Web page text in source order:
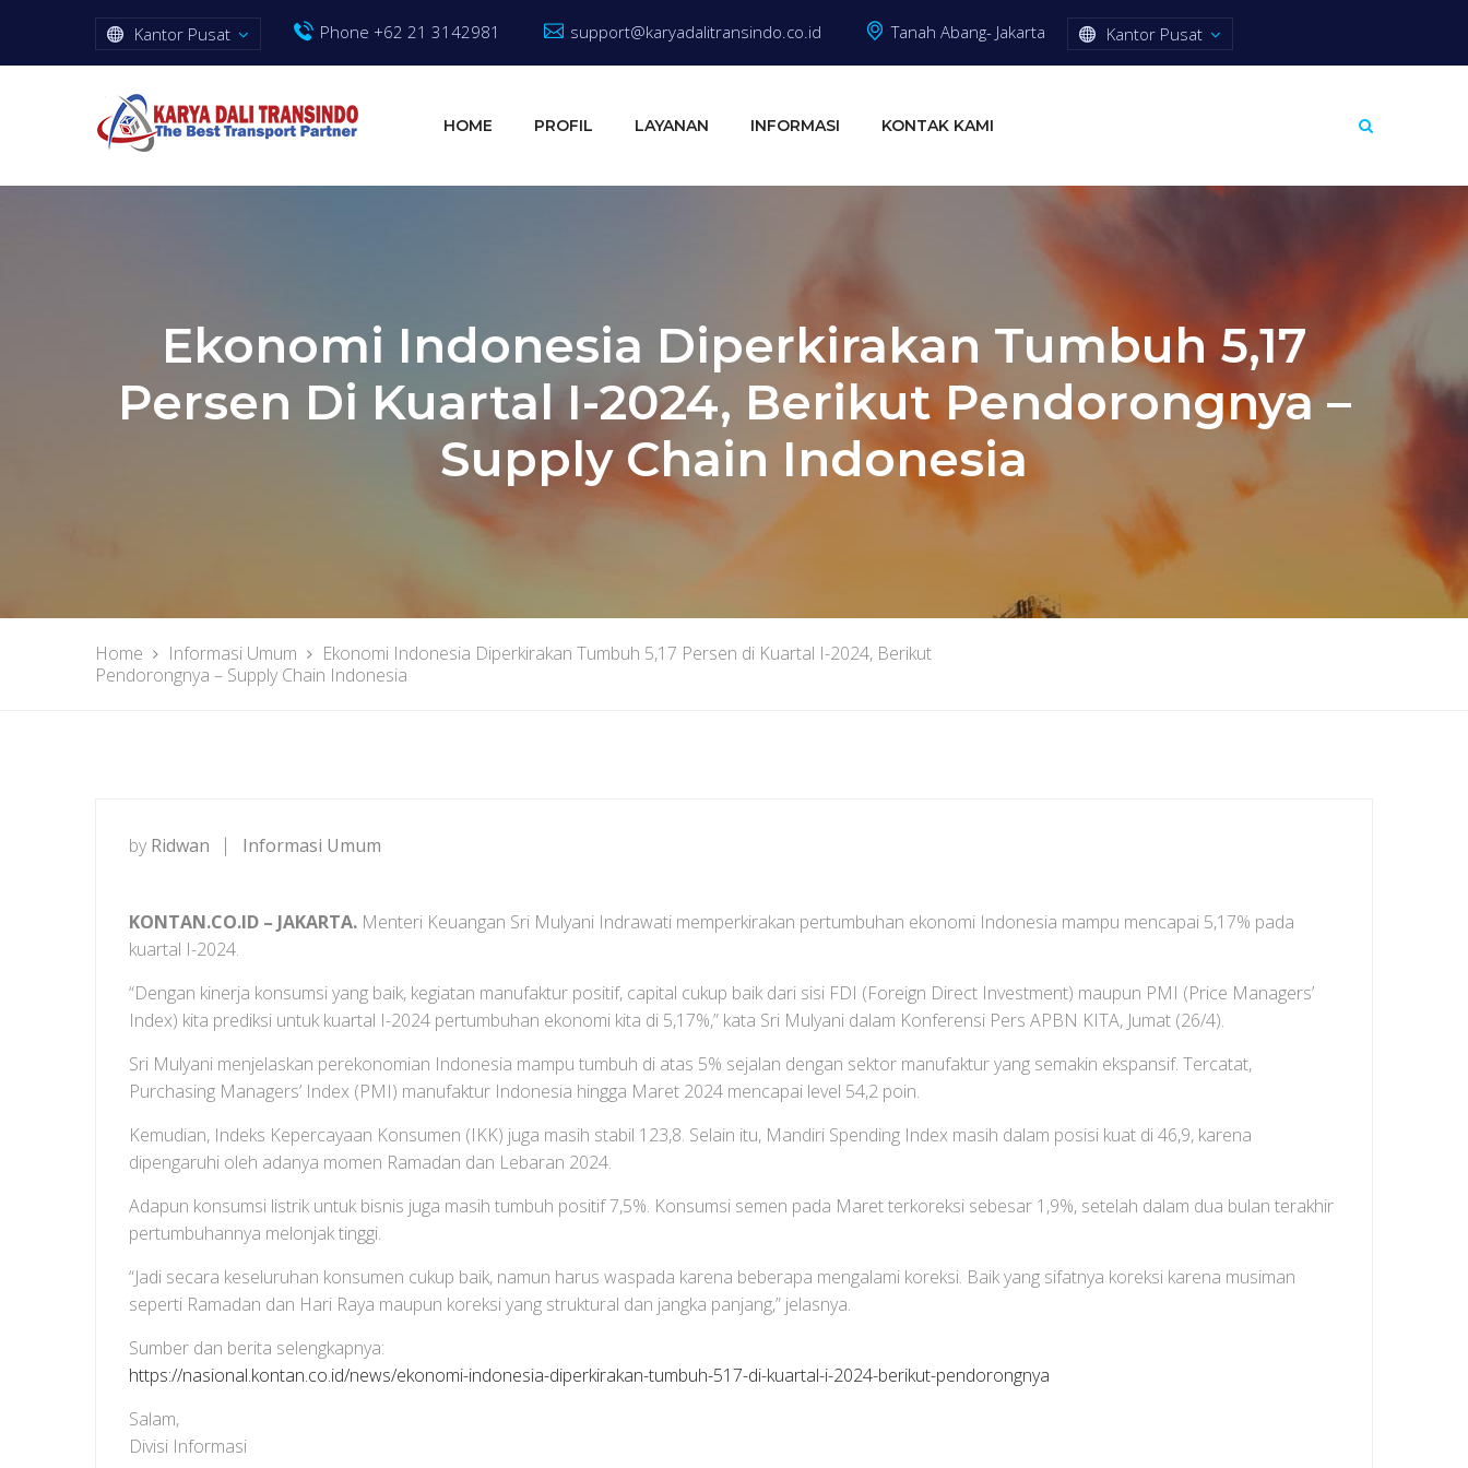
Kantor Pusat Phone +62 21 3142981 support@karyadalitransindo.co.id Tanah Abang- Jakarta Kantor Pusat
HOME PROFIL LAYANAN INFORMASI KONTAK KAMI
Ekonomi Indonesia Diperkirakan Tumbuh 5,17
Persen Di Kuartal I-2024, Berikut Pendorongnya –
Supply Chain Indonesia
Home Informasi Umum
Ekonomi Indonesia Diperkirakan Tumbuh 5,17 Persen di Kuartal I-2024, Berikut
Pendorongnya – Supply Chain Indonesia
by Ridwan Informasi Umum
KONTAN.CO.ID – JAKARTA. Menteri Keuangan Sri Mulyani Indrawati memperkirakan pertumbuhan ekonomi Indonesia mampu mencapai 5,17% pada
kuartal I-2024.
“Dengan kinerja konsumsi yang baik, kegiatan manufaktur positif, capital cukup baik dari sisi FDI (Foreign Direct Investment) maupun PMI (Price Managers’
Index) kita prediksi untuk kuartal I-2024 pertumbuhan ekonomi kita di 5,17%,” kata Sri Mulyani dalam Konferensi Pers APBN KITA, Jumat (26/4).
Sri Mulyani menjelaskan perekonomian Indonesia mampu tumbuh di atas 5% sejalan dengan sektor manufaktur yang semakin ekspansif. Tercatat,
Purchasing Managers’ Index (PMI) manufaktur Indonesia hingga Maret 2024 mencapai level 54,2 poin.
Kemudian, Indeks Kepercayaan Konsumen (IKK) juga masih stabil 123,8. Selain itu, Mandiri Spending Index masih dalam posisi kuat di 46,9, karena
dipengaruhi oleh adanya momen Ramadan dan Lebaran 2024.
Adapun konsumsi listrik untuk bisnis juga masih tumbuh positif 7,5%. Konsumsi semen pada Maret terkoreksi sebesar 1,9%, setelah dalam dua bulan terakhir
pertumbuhannya melonjak tinggi.
“Jadi secara keseluruhan konsumen cukup baik, namun harus waspada karena beberapa mengalami koreksi. Baik yang sifatnya koreksi karena musiman
seperti Ramadan dan Hari Raya maupun koreksi yang struktural dan jangka panjang,” jelasnya.
Sumber dan berita selengkapnya:
https://nasional.kontan.co.id/news/ekonomi-indonesia-diperkirakan-tumbuh-517-di-kuartal-i-2024-berikut-pendorongnya
Salam,
Divisi Informasi